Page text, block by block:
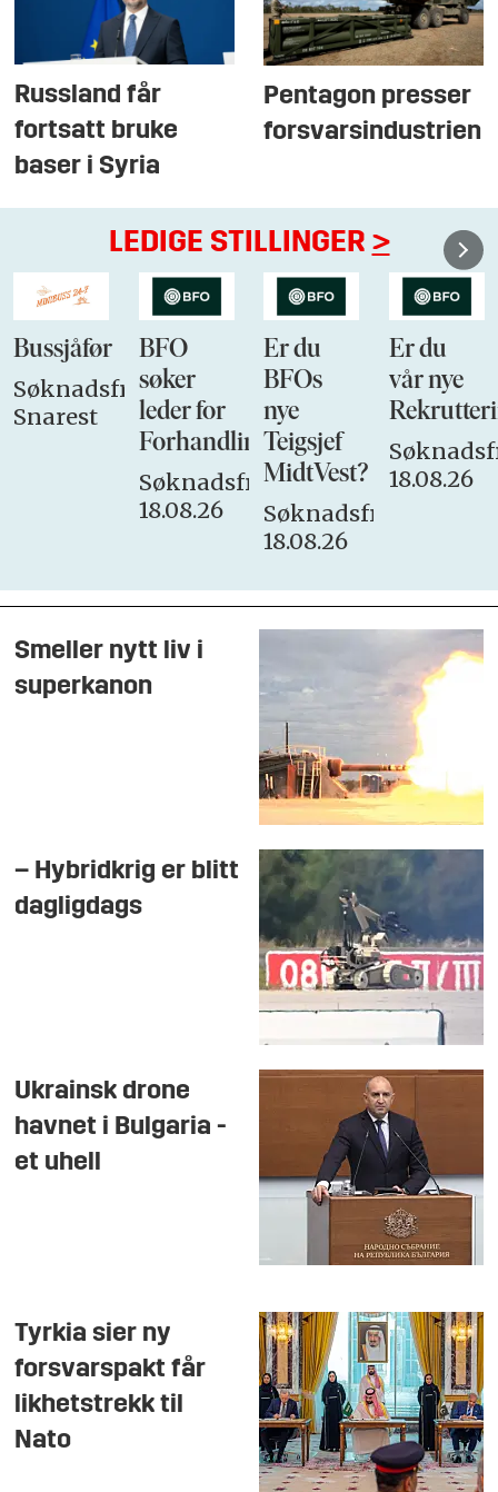
Russland får
fortsatt bruke
baser i Syria
Pentagon presser
forsvarsindustrien
LEDIGE STILLINGER >
Bussjåfør
Søknadsfrist:
Snarest
BFO
søker
leder for
Forhandlingsutvalget
Søknadsfrist:
18.08.26
Er du
BFOs
nye
Teigsjef
MidtVest?
Søknadsfrist:
18.08.26
Er du
vår nye
18.08.26
Smeller nytt liv i
superkanon
– Hybridkrig er blitt
dagligdags
Ukrainsk drone
havnet i Bulgaria -
et uhell
Tyrkia sier ny
forsvarspakt får
likhetstrekk til
Nato